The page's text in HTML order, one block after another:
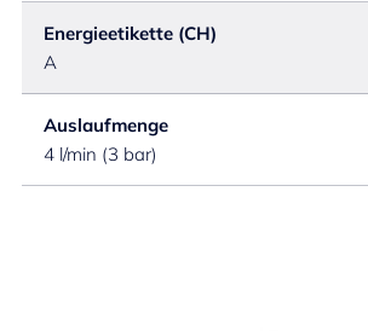
Energieetikette (CH)
A
Auslaufmenge
4 l/min (3 bar)